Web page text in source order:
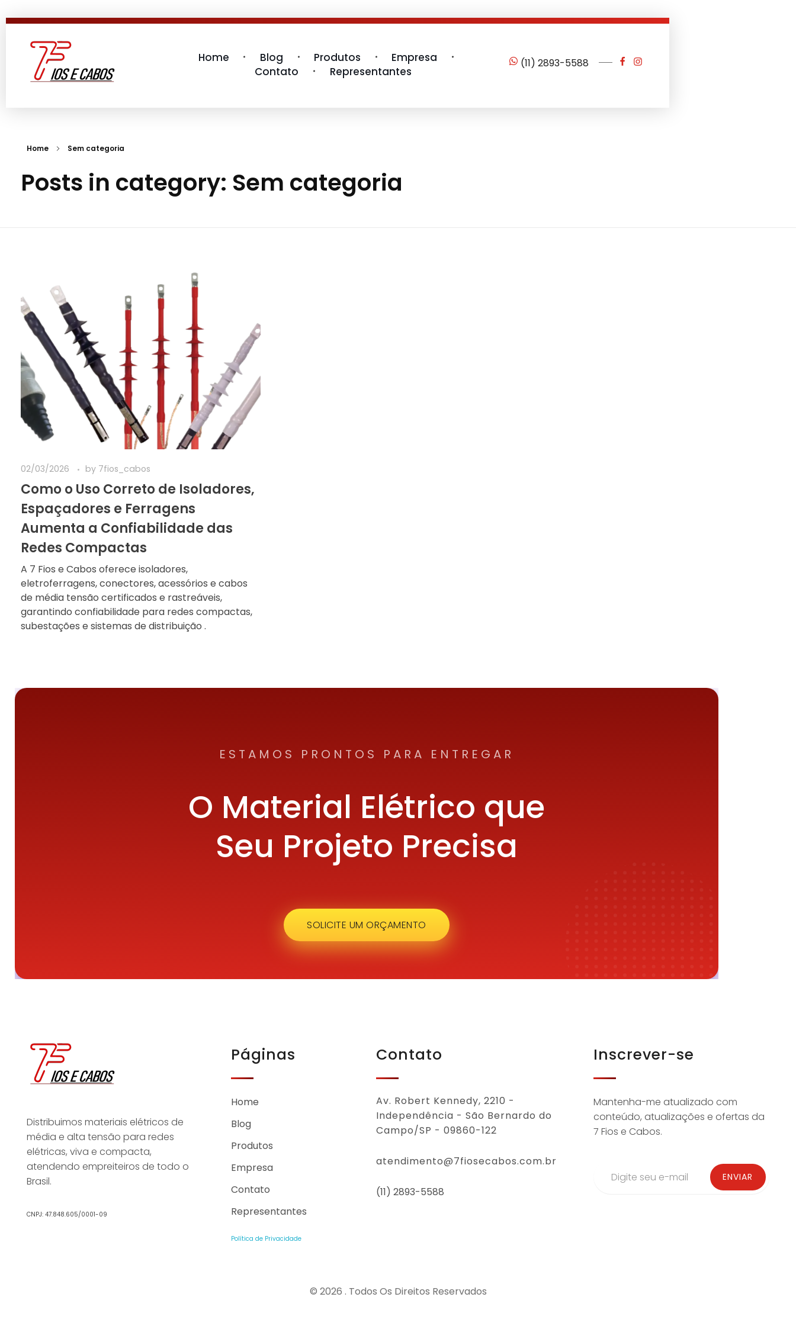
Home Blog Produtos
Empresa
Contato
Representantes
(11) 2893-5588
Home Sem categoria
Posts in category: Sem categoria
02/03/2026 by 7fios_cabos
Como o Uso Correto de Isoladores,
Espaçadores e Ferragens
Aumenta a Confiabilidade das
Redes Compactas
A 7 Fios e Cabos oferece isoladores,
eletroferragens, conectores, acessórios e cabos
de média tensão certificados e rastreáveis,
garantindo confiabilidade para redes compactas,
subestações e sistemas de distribuição .
ESTAMOS PRONTOS PARA ENTREGAR
O Material Elétrico que
Seu Projeto Precisa
SOLICITE UM ORÇAMENTO
Distribuimos materiais elétricos de
média e alta tensão para redes
elétricas, viva e compacta,
atendendo empreiteiros de todo o
Brasil.
CNPJ: 47.848.605/0001-09
Páginas
Home
Blog
Produtos
Empresa
Contato
Representantes
Política de Privacidade
Contato
Av. Robert Kennedy, 2210 -
Independência - São Bernardo do
Campo/SP - 09860-122
atendimento@7fiosecabos.com.br
(11) 2893-5588
Inscrever-se
Mantenha-me atualizado com
conteúdo, atualizações e ofertas da
7 Fios e Cabos.
© 2026 . Todos Os Direitos Reservados